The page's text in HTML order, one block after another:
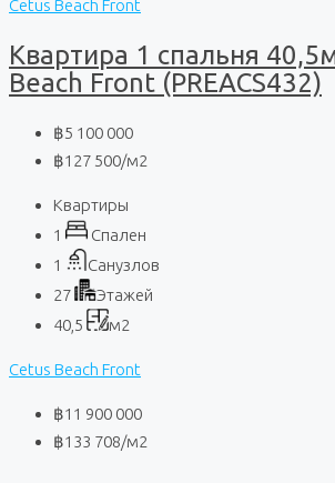
Cetus Beach Front
Квартира 1 спальня
Beach Front (PREACS432)
฿5 100 000
฿127 500/м2
Квартиры
1
Спален
1
Санузлов
27
Этажей
40,5
м2
Cetus Beach Front
฿11 900 000
฿133 708/м2